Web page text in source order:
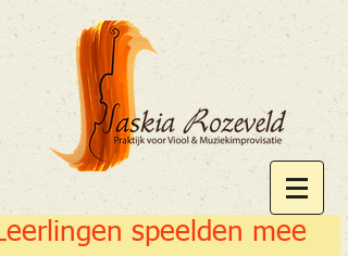
speelden mee